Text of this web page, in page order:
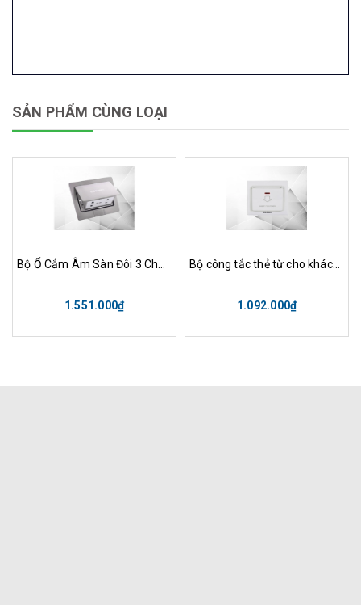
SẢN PHẨM CÙNG LOẠI
1.551.000₫
Bộ công tắc thẻ từ cho khách sạn màu trắng – EC-KC
1.092.000₫